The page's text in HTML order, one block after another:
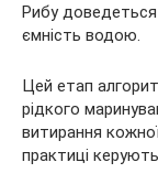
Рибу
ємність водою.
Цей етап
рідкого
витирання
практиці